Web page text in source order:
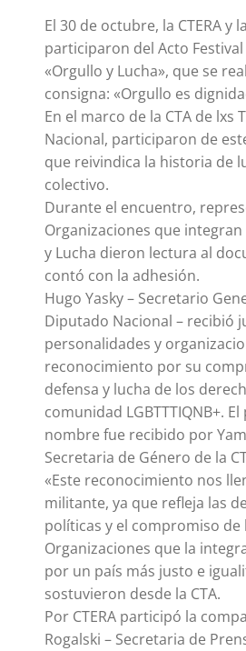
El 30 de octubre, la CTERA y
participaron del Acto
«Orgullo y Lucha», que se
consigna: «Orgullo es
En el marco de la CTA de lxs
Nacional, participaron de
que reivindica la historia de
colectivo.
Durante el encuentro,
Organizaciones que
y Lucha dieron lectura al
contó con la adhesión.
Hugo Yasky – Secretario
Diputado Nacional – recibió
personalidades y
reconocimiento por su
defensa y lucha de los
comunidad LGBTTTIQNB+.
nombre fue recibido por
Secretaria de Género de la
«Este reconocimiento nos
militante, ya que refleja las
políticas y el compromiso de
Organizaciones que la
por un país más justo e
sostuvieron desde la CTA.
Por CTERA participó la
Rogalski – Secretaria de